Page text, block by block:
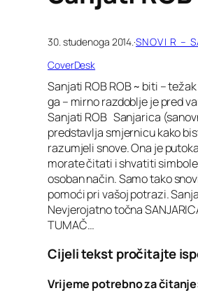
30. studenoga 2014. ·SNOVI R –
CoverDesk
Sanjati ROB ROB ~ biti –
ga – mirno razdoblje je pred
Sanjati ROB Sanjarica
predstavlja smjernicu kako
razumjeli snove. Ona je
morate čitati i shvatiti
osoban način. Samo tako
pomoći pri vašoj potrazi.
Nevjerojatno točna
TUMAČ…
Cijeli tekst pročitajte
Vrijeme potrebno za